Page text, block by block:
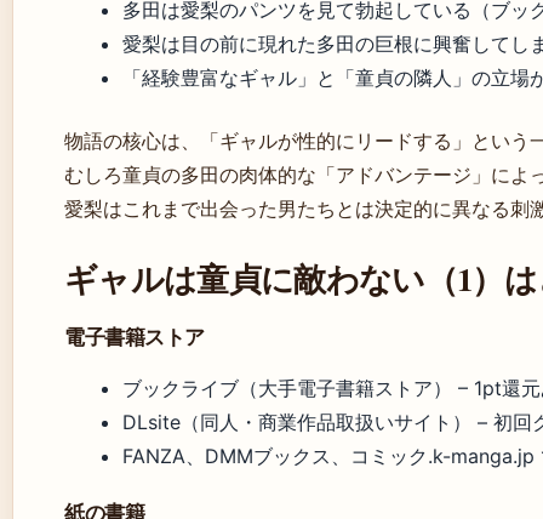
多田は愛梨のパンツを見て勃起している（ブッ
愛梨は目の前に現れた多田の巨根に興奮して
「経験豊富なギャル」と「童貞の隣人」の立
物語の核心は、「ギャルが性的にリードする」という
むしろ童貞の多田の肉体的な「アドバンテージ」によ
愛梨はこれまで出会った男たちとは決定的に異なる刺
ギャルは童貞に敵わない（1）
電子書籍ストア
ブックライブ（大手電子書籍ストア） – 1pt還
DLsite（同人・商業作品取扱いサイト） – 初回
FANZA、DMMブックス、コミック.k-manga.jp
紙の書籍